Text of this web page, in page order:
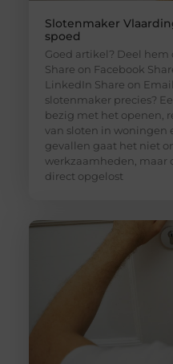
Slotenmaker
spoed
Goed artikel? Deel hem
Share on Facebook
LinkedIn Share on
slotenmaker precies?
bezig met het openen,
van sloten in woningen
gevallen gaat het niet
werkzaamheden, maar
direct opgelost